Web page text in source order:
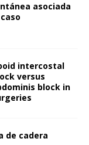
asociada
intercostal
versus
block in
de cadera